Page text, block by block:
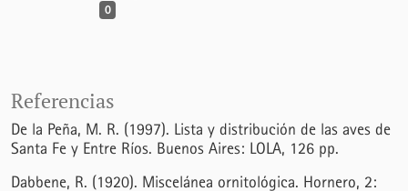
0
Referencias
De la Peña, M. R. (1997). Lista y distribución de las aves de
Santa Fe y Entre Ríos. Buenos Aires: LOLA, 126 pp.
Dabbene, R. (1920). Miscelánea ornitológica. Hornero, 2: